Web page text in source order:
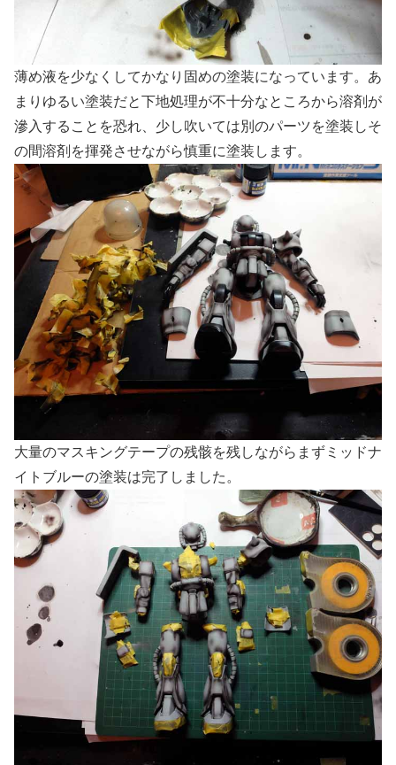
薄め液を少なくしてかなり固めの塗装になっています。あ
まりゆるい塗装だと下地処理が不十分なところから溶剤が
滲入することを恐れ、少し吹いては別のパーツを塗装しそ
の間溶剤を揮発させながら慎重に塗装します。
大量のマスキングテープの残骸を残しながらまずミッドナ
イトブルーの塗装は完了しました。